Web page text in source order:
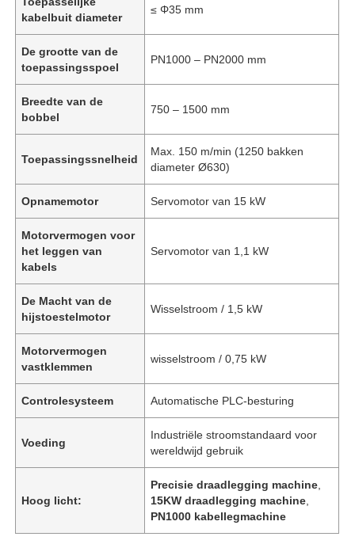
kabelbuit diameter
≤ Φ35 mm
De grootte van de
toepassingsspoel
PN1000 – PN2000 mm
Breedte van de
bobbel
750 – 1500 mm
Toepassingssnelheid
Max. 150 m/min (1250 bakken
diameter Ø630)
Opnamemotor Servomotor van 15 kW
Motorvermogen voor
het leggen van
kabels
Servomotor van 1,1 kW
De Macht van de
hijstoestelmotor
Wisselstroom / 1,5 kW
Motorvermogen
vastklemmen
wisselstroom / 0,75 kW
Controlesysteem Automatische PLC-besturing
Voeding
Industriële stroomstandaard voor
wereldwijd gebruik
Hoog licht:
Precisie draadlegging machine
15KW draadlegging machine
PN1000 kabellegmachine